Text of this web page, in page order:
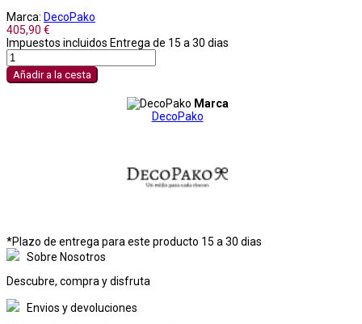
Marca: DecoPako
405,90 €
Impuestos incluidos Entrega de 15 a 30 dias
Añadir a la cesta
Marca
DecoPako
*Plazo de entrega para este producto 15 a 30 dias
Sobre Nosotros
Descubre, compra y disfruta
Envios y devoluciones